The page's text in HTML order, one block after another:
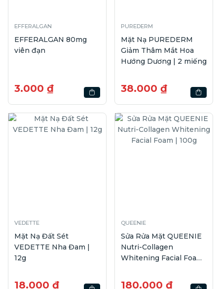
EFFERALGAN
EFFERALGAN 80mg
viên đạn
3.000 ₫
PUREDERM
Mặt Nạ PUREDERM
Giảm Thâm Mắt Hoa
Hướng Dương | 2 miếng
38.000 ₫
VEDETTE
Mặt Nạ Đất Sét
VEDETTE Nha Đam |
12g
18.000 ₫
QUEENIE
Sửa Rửa Mặt QUEENIE
Nutri-Collagen
Whitening Facial Foam
180.000 ₫